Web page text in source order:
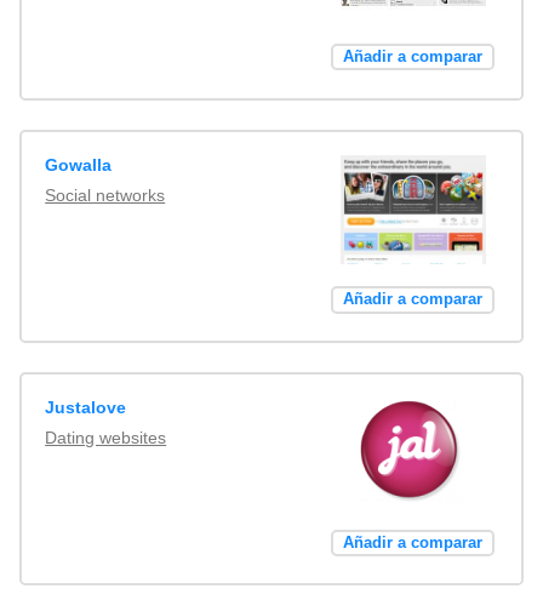
Añadir a comparar
Gowalla
Social networks
Añadir a comparar
Justalove
Dating websites
Añadir a comparar